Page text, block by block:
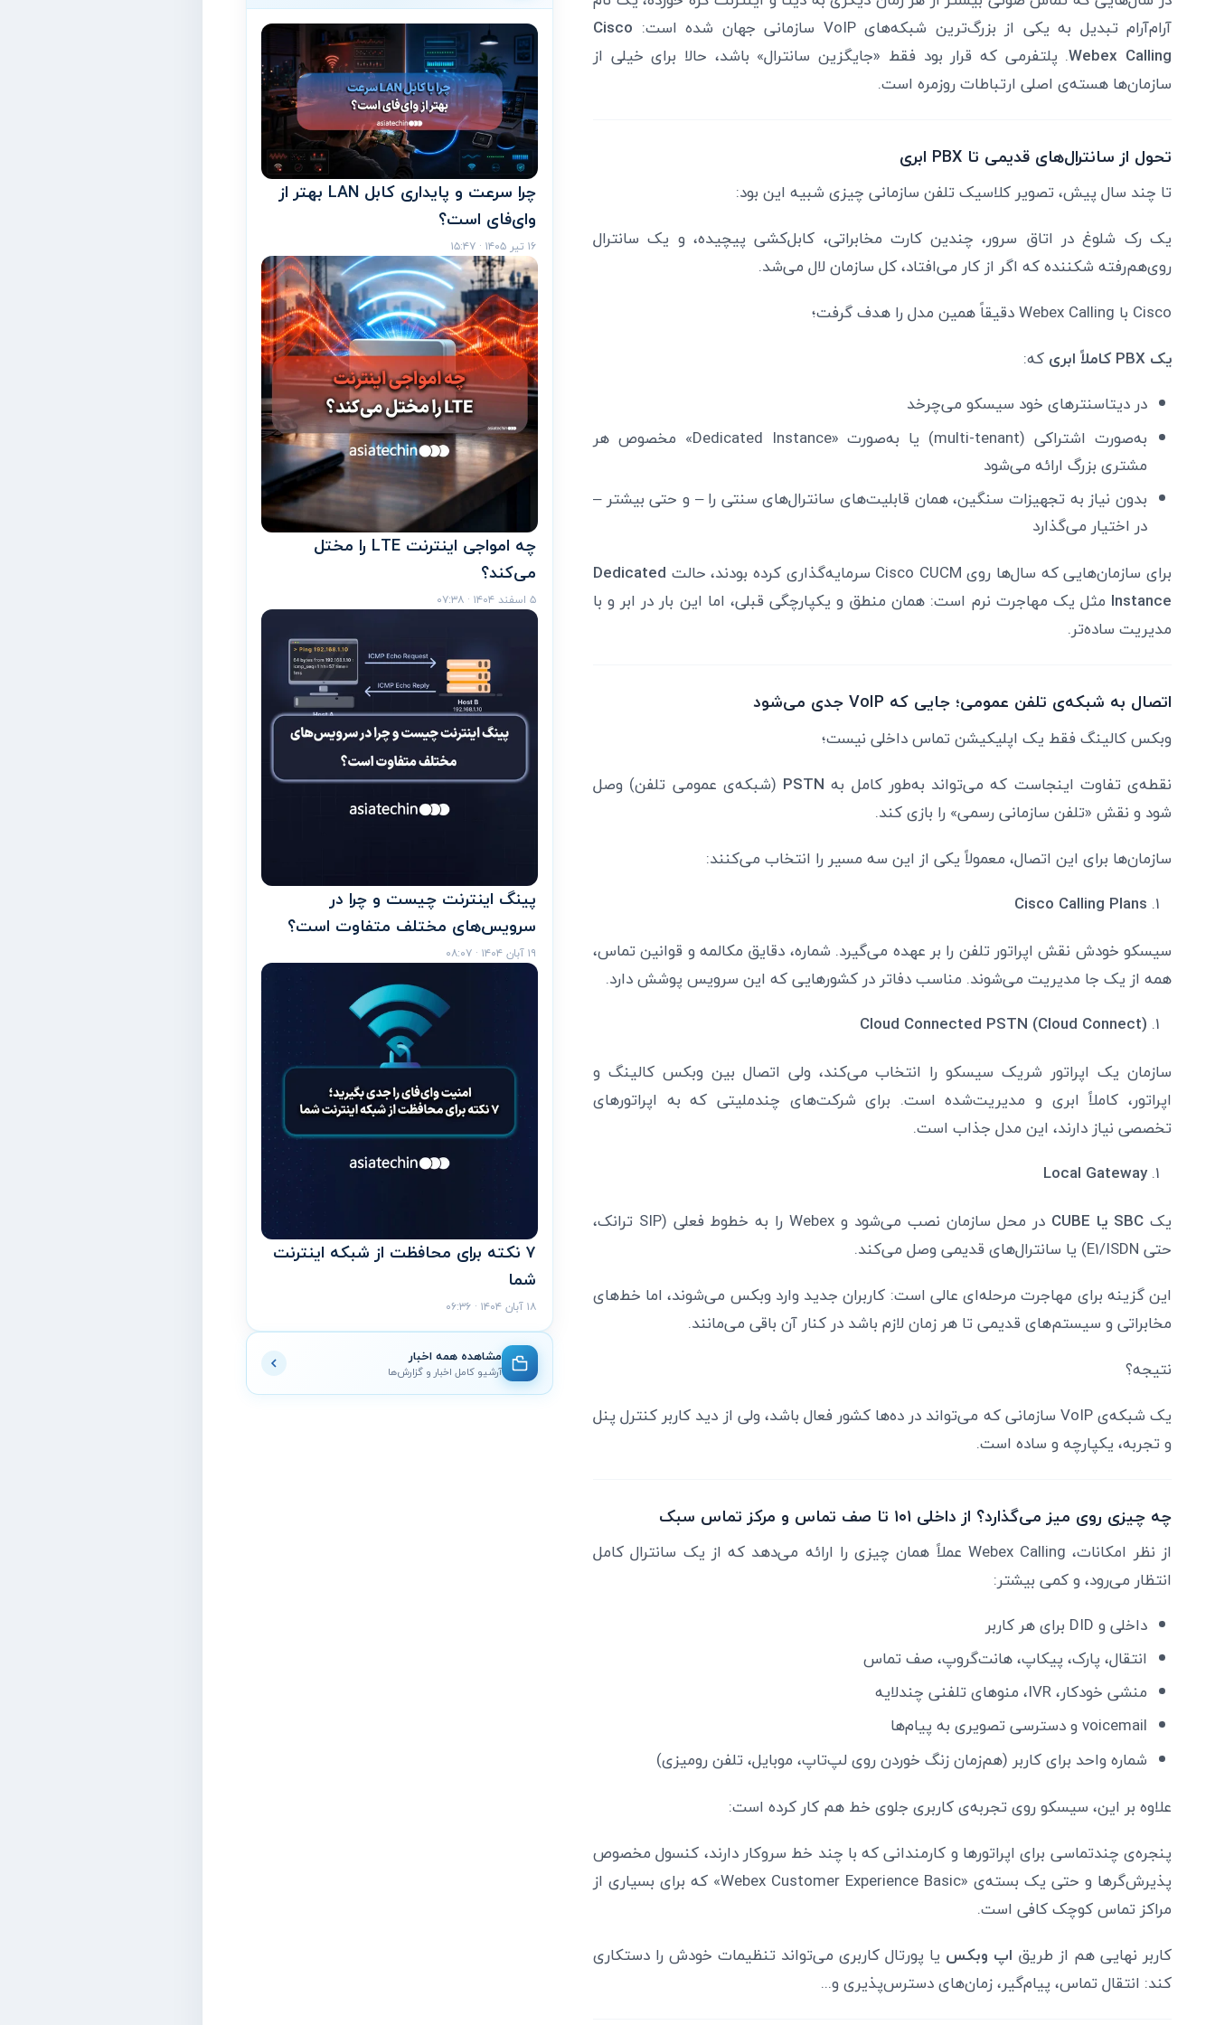
آرام‌آرام تبدیل به یکی از بزرگ‌ترین شبکه‌های VoIP سازمانی جهان شده است:
Cisco
Webex Calling. پلتفرمی که قرار بود فقط «جایگزین سانترال» باشد، حالا برای خیلی از
سازمان‌ها هسته‌ی اصلی ارتباطات روزمره است.
تحول از سانترال‌های قدیمی تا PBX ابری
تا چند سال پیش، تصویر کلاسیک تلفن سازمانی چیزی شبیه این بود:
یک رک شلوغ در اتاق سرور، چندین کارت مخابراتی، کابل‌کشی پیچیده، و یک سانترال
روی‌هم‌رفته شکننده که اگر از کار می‌افتاد، کل سازمان لال می‌شد.
Cisco با Webex Calling دقیقاً همین مدل را هدف گرفت؛
یک PBX کاملاً ابری
که:
در دیتاسنترهای خود سیسکو می‌چرخد
به‌صورت اشتراکی (multi-tenant) یا به‌صورت «Dedicated Instance» مخصوص هر
مشتری بزرگ ارائه می‌شود
بدون نیاز به تجهیزات سنگین، همان قابلیت‌های سانترال‌های سنتی را – و حتی بیشتر –
در اختیار می‌گذارد
برای سازمان‌هایی که سال‌ها روی Cisco CUCM سرمایه‌گذاری کرده بودند، حالت
Dedicated
Instance مثل یک مهاجرت نرم است: همان منطق و یکپارچگی قبلی، اما این بار در ابر و با
مدیریت ساده‌تر.
اتصال به شبکه‌ی تلفن عمومی؛ جایی که VoIP جدی می‌شود
وبکس کالینگ فقط یک اپلیکیشن تماس داخلی نیست؛
نقطه‌ی تفاوت اینجاست که می‌تواند به‌طور کامل به PSTN (شبکه‌ی عمومی تلفن) وصل
شود و نقش «تلفن سازمانی رسمی» را بازی کند.
سازمان‌ها برای این اتصال، معمولاً یکی از این سه مسیر را انتخاب می‌کنند:
Cisco Calling Plans
سیسکو خودش نقش اپراتور تلفن را بر عهده می‌گیرد. شماره، دقایق مکالمه و قوانین تماس،
همه از یک جا مدیریت می‌شوند. مناسب دفاتر در کشورهایی که این سرویس پوشش دارد.
Cloud Connected PSTN (Cloud Connect)
سازمان یک اپراتور شریک سیسکو را انتخاب می‌کند، ولی اتصال بین وبکس کالینگ و
اپراتور، کاملاً ابری و مدیریت‌شده است. برای شرکت‌های چندملیتی که به اپراتورهای
تخصصی نیاز دارند، این مدل جذاب است.
Local Gateway
یک SBC یا CUBE
در محل سازمان نصب می‌شود و Webex را به خطوط فعلی (SIP ترانک،
حتی E1/ISDN) یا سانترال‌های قدیمی وصل می‌کند.
این گزینه برای مهاجرت مرحله‌ای عالی است: کاربران جدید وارد وبکس می‌شوند، اما خط‌های
مخابراتی و سیستم‌های قدیمی تا هر زمان لازم باشد در کنار آن باقی می‌مانند.
نتیجه؟
یک شبکه‌ی VoIP سازمانی که می‌تواند در ده‌ها کشور فعال باشد، ولی از دید کاربر کنترل پنل
و تجربه، یکپارچه و ساده است.
چه چیزی روی میز می‌گذارد؟ از داخلی ۱۰۱ تا صف تماس و مرکز تماس سبک
از نظر امکانات، Webex Calling عملاً همان چیزی را ارائه می‌دهد که از یک سانترال کامل
انتظار می‌رود، و کمی بیشتر:
داخلی و DID برای هر کاربر
انتقال، پارک، پیکاپ، هانت‌گروپ، صف تماس
منشی خودکار، IVR، منوهای تلفنی چندلایه
voicemail و دسترسی تصویری به پیام‌ها
شماره واحد برای کاربر (هم‌زمان زنگ خوردن روی لپ‌تاپ، موبایل، تلفن رومیزی)
علاوه بر این، سیسکو روی تجربه‌ی کاربری جلوی خط هم کار کرده است:
پنجره‌ی چندتماسی برای اپراتورها و کارمندانی که با چند خط سروکار دارند، کنسول مخصوص
پذیرش‌گرها و حتی یک بسته‌ی «Webex Customer Experience Basic» که برای بسیاری از
مراکز تماس کوچک کافی است.
کاربر نهایی هم از طریق اپ وبکس یا پورتال کاربری می‌تواند تنظیمات خودش را دستکاری
کند: انتقال تماس، پیام‌گیر، زمان‌های دسترس‌پذیری و...
چرا سرعت و پایداری کابل LAN بهتر از
وای‌فای است؟
۱۶ تیر ۱۴۰۵ · ۱۵:۴۷
چه امواجی اینترنت LTE را مختل
می‌کند؟
۵ اسفند ۱۴۰۴ · ۰۷:۳۸
پینگ اینترنت چیست و چرا در
سرویس‌های مختلف متفاوت است؟
۱۹ آبان ۱۴۰۴ · ۰۸:۰۷
۷ نکته برای محافظت از شبکه اینترنت
شما
۱۸ آبان ۱۴۰۴ · ۰۶:۳۶
مشاهده همه اخبار
آرشیو کامل اخبار و گزارش‌ها